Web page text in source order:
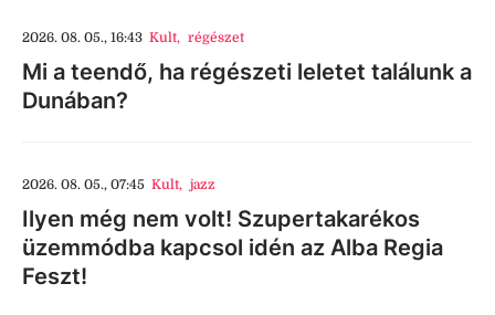
2026. 08. 05., 16:43 Kult, régészet
Mi a teendő, ha régészeti leletet találunk a
Dunában?
2026. 08. 05., 07:45 Kult, jazz
Ilyen még nem volt! Szupertakarékos
üzemmódba kapcsol idén az Alba Regia
Feszt!